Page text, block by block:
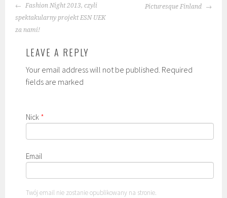
POST
NAVIGATION
Fashion Night 2013, czyli
spektakularny projekt ESN UEK
za nami!
Picturesque Finland
LEAVE A REPLY
Your email address will not be published. Required
fields are marked
Nick *
Email
Twój email nie zostanie opublikowany na stronie.